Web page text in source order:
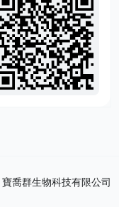
寶喬群生物科技有限公司